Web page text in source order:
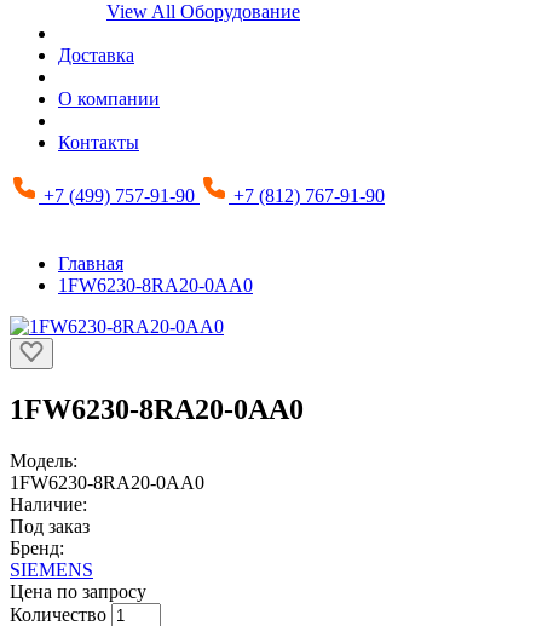
View All Оборудование
Доставка
О компании
Контакты
+7 (499) 757-91-90 +7 (812) 767-91-90
Главная
1FW6230-8RA20-0AA0
1FW6230-8RA20-0AA0
Модель:
1FW6230-8RA20-0AA0
Наличие:
Под заказ
Бренд:
SIEMENS
Цена по запросу
Количество